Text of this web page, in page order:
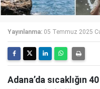
Yayınlanma: 05 Temmuz 2025
Adana’da sıcaklığın